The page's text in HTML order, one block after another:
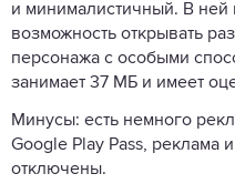
и минималистичный. В ней
возможность открывать
персонажа с особыми
занимает 37 МБ и имеет
Минусы: есть немного
Google Play Pass, реклама
отключены.